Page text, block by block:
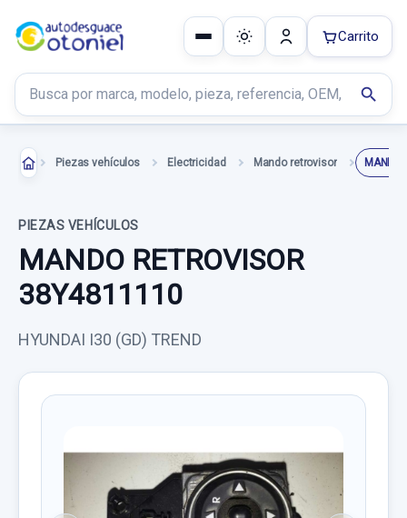
Buscar productos
search
Carrito
Piezas vehículos Electricidad Mando retrovisor MANDO
PIEZAS VEHÍCULOS
MANDO RETROVISOR
38Y4811110
HYUNDAI I30 (GD) TREND